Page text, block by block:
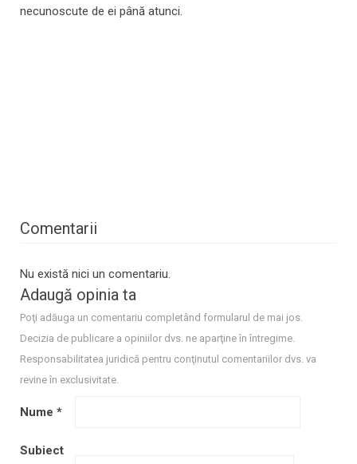
necunoscute de ei până atunci.
Comentarii
Nu există nici un comentariu.
Adaugă opinia ta
Poţi adăuga un comentariu completând formularul de mai jos.
Decizia de publicare a opiniilor dvs. ne aparţine în întregime.
Responsabilitatea juridică pentru conţinutul comentariilor dvs. va
revine în exclusivitate.
Nume *
Subiect